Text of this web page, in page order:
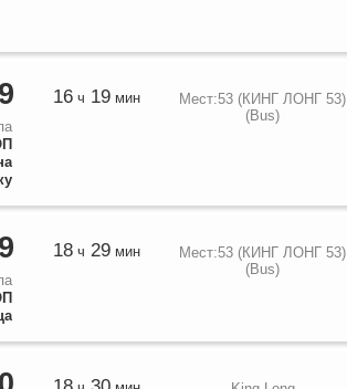
16 ч 19 мин
Мест:53 (КИНГ ЛОНГ 53)
(Bus)
18 ч 29 мин
Мест:53 (КИНГ ЛОНГ 53)
(Bus)